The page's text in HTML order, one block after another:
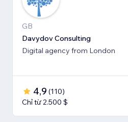
GB
Davydov Consulting
Digital agency from London
4,9 (110)
Chỉ từ 2.500 $